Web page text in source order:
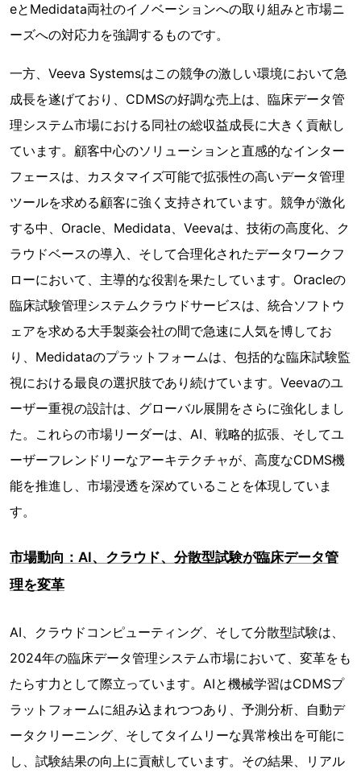
eとMedidata両社のイノベーションへの取り組みと市場ニ
ーズへの対応力を強調するものです。
一方、Veeva Systemsはこの競争の激しい環境において急
成長を遂げており、CDMSの好調な売上は、臨床データ管
理システム市場における同社の総収益成長に大きく貢献し
ています。顧客中心のソリューションと直感的なインター
フェースは、カスタマイズ可能で拡張性の高いデータ管理
ツールを求める顧客に強く支持されています。競争が激化
する中、Oracle、Medidata、Veevaは、技術の高度化、ク
ラウドベースの導入、そして合理化されたデータワークフ
ローにおいて、主導的な役割を果たしています。Oracleの
臨床試験管理システムクラウドサービスは、統合ソフトウ
ェアを求める大手製薬会社の間で急速に人気を博してお
り、Medidataのプラットフォームは、包括的な臨床試験監
視における最良の選択肢であり続けています。Veevaのユ
ーザー重視の設計は、グローバル展開をさらに強化しまし
た。これらの市場リーダーは、AI、戦略的拡張、そしてユ
ーザーフレンドリーなアーキテクチャが、高度なCDMS機
能を推進し、市場浸透を深めていることを体現していま
す。
市場動向：AI、クラウド、分散型試験が臨床データ管
理を変革
AI、クラウドコンピューティング、そして分散型試験は、
2024年の臨床データ管理システム市場において、変革をも
たらす力として際立っています。AIと機械学習はCDMSプ
ラットフォームに組み込まれつつあり、予測分析、自動デ
ータクリーニング、そしてタイムリーな異常検出を可能に
し、試験結果の向上に貢献しています。その結果、リアル